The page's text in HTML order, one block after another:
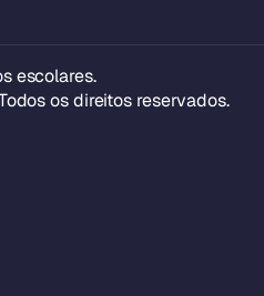
escolares.
os direitos reservados.